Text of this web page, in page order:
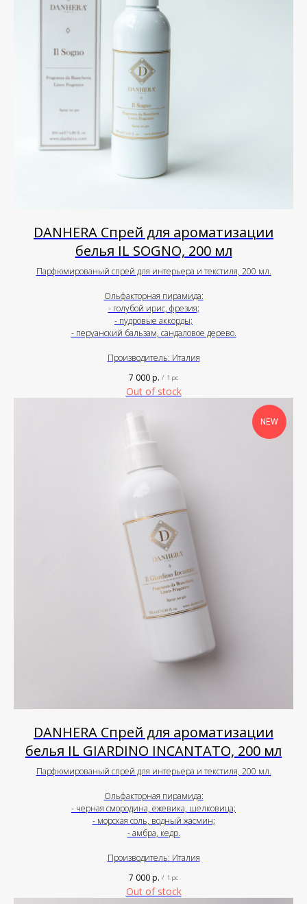
DANHERA Спрей для ароматизации
белья IL SOGNO, 200 мл
Парфюмированый спрей для интерьера и текстиля, 200 мл.
Ольфакторная пирамида:
- голубой ирис, фрезия;
- пудровые аккорды;
- перуанский бальзам, сандаловое дерево.
Производитель: Италия
7 000р. / 1 pc
Out of stock
NEW
DANHERA Спрей для ароматизации
белья IL GIARDINO INCANTATO, 200 мл
Парфюмированый спрей для интерьера и текстиля, 200 мл.
Ольфакторная пирамида:
- черная смородина, ежевика, шелковица;
- морская соль, водный жасмин;
- амбра, кедр.
Производитель: Италия
7 000р. / 1 pc
Out of stock